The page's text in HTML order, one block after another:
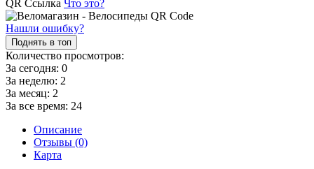
QR Ссылка Что это?
Нашли ошибку?
Поднять в топ
Количество просмотров:
За сегодня: 0
За неделю: 2
За месяц: 2
За все время: 24
Описание
Отзывы (0)
Карта